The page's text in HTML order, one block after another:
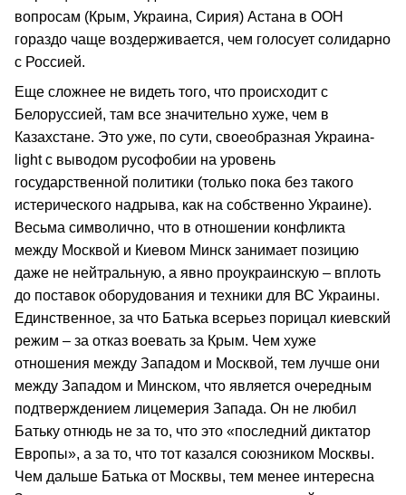
вопросам (Крым, Украина, Сирия) Астана в ООН
гораздо чаще воздерживается, чем голосует солидарно
с Россией.
Еще сложнее не видеть того, что происходит с
Белоруссией, там все значительно хуже, чем в
Казахстане. Это уже, по сути, своеобразная Украина-
light с выводом русофобии на уровень
государственной политики (только пока без такого
истерического надрыва, как на собственно Украине).
Весьма символично, что в отношении конфликта
между Москвой и Киевом Минск занимает позицию
даже не нейтральную, а явно проукраинскую – вплоть
до поставок оборудования и техники для ВС Украины.
Единственное, за что Батька всерьез порицал киевский
режим – за отказ воевать за Крым. Чем хуже
отношения между Западом и Москвой, тем лучше они
между Западом и Минском, что является очередным
подтверждением лицемерия Запада. Он не любил
Батьку отнюдь не за то, что это «последний диктатор
Европы», а за то, что тот казался союзником Москвы.
Чем дальше Батька от Москвы, тем менее интересна